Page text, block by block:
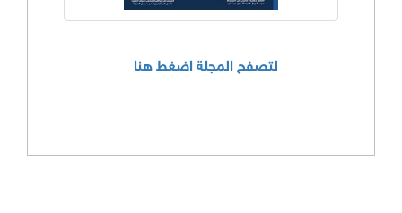
لتصفح المجلة اضغط هنا